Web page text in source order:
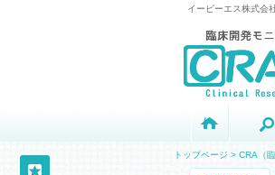
イーピーエス株式会
トップページ > CRA（